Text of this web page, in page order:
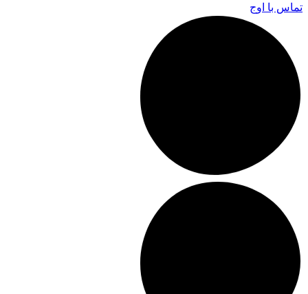
تماس با اوج